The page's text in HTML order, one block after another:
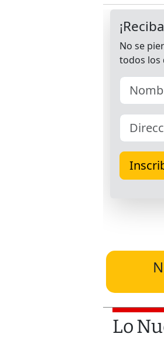
Lo